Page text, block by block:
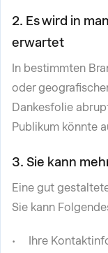
2. Es wird in
erwartet
In bestimmten
oder
Dankesfolie
Publikum könnte
3. Sie kann
Eine gut
Sie kann
Ihre